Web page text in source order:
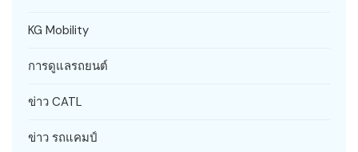
KG Mobility
การดูแลรถยนต์
ข่าว CATL
ข่าว รถแคมป์